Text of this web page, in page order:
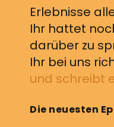
Erlebnisse
Ihr hattet
darüber zu
Ihr bei uns
und schreibt
Die neuesten